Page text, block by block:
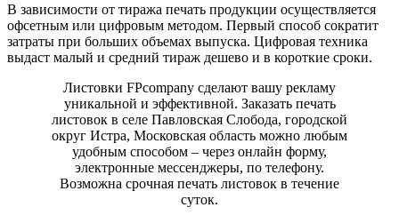
В зависимости от тиража печать продукции осуществляется
офсетным или цифровым методом. Первый способ сократит
затраты при больших объемах выпуска. Цифровая техника
выдаст малый и средний тираж дешево и в короткие сроки.
Листовки FPcompany сделают вашу рекламу
уникальной и эффективной. Заказать печать
листовок в селе Павловская Слобода, городской
округ Истра, Московская область можно любым
удобным способом – через онлайн форму,
электронные мессенджеры, по телефону.
Возможна срочная печать листовок в течение
суток.